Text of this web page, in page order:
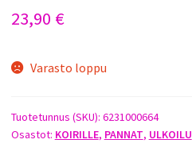
23,90 €
Varasto loppu
Tuotetunnus (SKU): 6231000664
Osastot: KOIRILLE, PANNAT, ULKOILU